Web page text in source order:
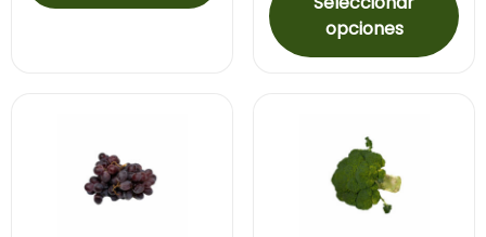
opciones